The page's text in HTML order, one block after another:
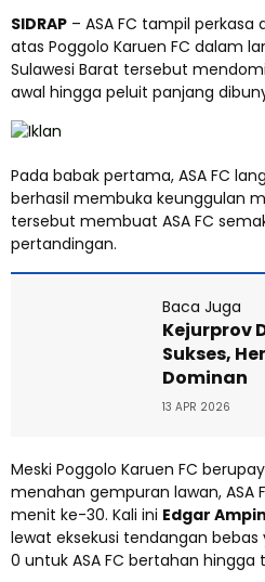
SIDRAP – ASA FC tampil
atas Poggolo Karuen FC dalam
Sulawesi Barat tersebut
awal hingga peluit panjang
Pada babak pertama, ASA FC
berhasil membuka keunggulan
tersebut membuat ASA FC
pertandingan.
Baca Juga
Kejurprov
Sukses,
Dominan
13 APR 2026
Meski Poggolo Karuen FC
menahan gempuran lawan,
menit ke-30. Kali ini Edgar
lewat eksekusi tendangan bebas
0 untuk ASA FC bertahan hingga